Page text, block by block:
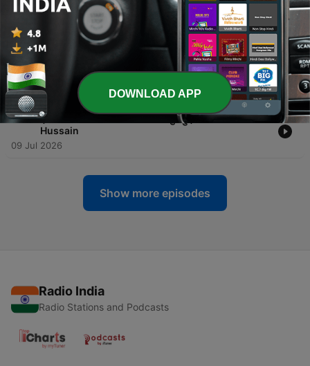
296 - Delhi, Bengaluru क्यों बसे और क्यों उजड़ गया Hampi?
Untold History of Indian History
23 Jul 2026
295 - E20 Explained: कार टैंक में लगी चींटियों से लेकर घटते
Mileage जैसे दावों पर क्या बोले Ask Carguru?
16 Jul 2026
294 - इंसान Actor कैसे बना? क्या जंगल से शुरू हुई थी कहानी? Ft. Adil
Hussain
09 Jul 2026
Show more episodes
Radio India
Radio Stations and Podcasts
DOWNLOAD APP